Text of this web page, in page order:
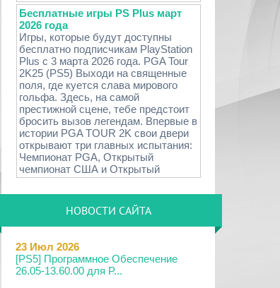
Бесплатные игры PS Plus март
2026 года
Игры, которые будут доступны
бесплатно подписчикам PlayStation
Plus с 3 марта 2026 года. PGA Tour
2K25 (PS5) Выходи на священные
поля, где куется слава мирового
гольфа. Здесь, на самой
престижной сцене, тебе предстоит
бросить вызов легендам. Впервые в
истории PGA TOUR 2K свои двери
открывают три главных испытания:
Чемпионат PGA, Открытый
чемпионат США и Открытый
НОВОСТИ САЙТА
23 Июл 2026
[PS5] Программное Обеспечение
26.05-13.60.00 для P...